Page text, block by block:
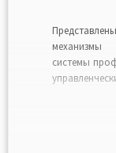
механизмы
системы